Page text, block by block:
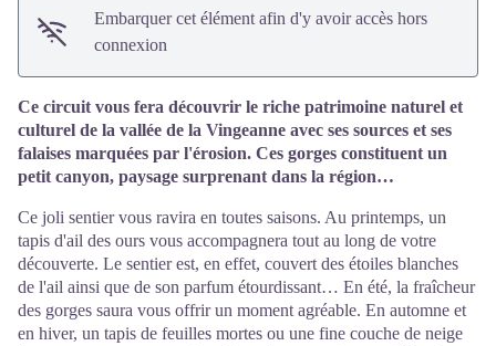
Embarquer cet élément afin d'y avoir accès hors
connexion
Ce circuit vous fera découvrir le riche patrimoine naturel et
culturel de la vallée de la Vingeanne avec ses sources et ses
falaises marquées par l'érosion. Ces gorges constituent un
petit canyon, paysage surprenant dans la région…
Ce joli sentier vous ravira en toutes saisons. Au printemps, un
tapis d'ail des ours vous accompagnera tout au long de votre
découverte. Le sentier est, en effet, couvert des étoiles blanches
de l'ail ainsi que de son parfum étourdissant… En été, la fraîcheur
des gorges saura vous offrir un moment agréable. En automne et
en hiver, un tapis de feuilles mortes ou une fine couche de neige